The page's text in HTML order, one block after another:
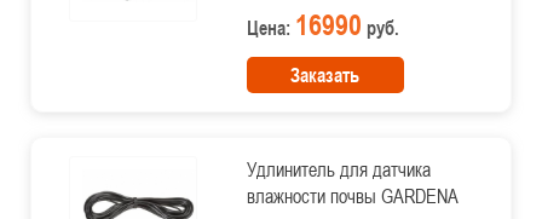
Цена: 16990 руб.
Заказать
Удлинитель для датчика
влажности почвы GARDENA